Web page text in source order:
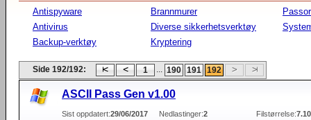
Antispyware
Antivirus
Backup-verktøy
Brannmurer
Diverse sikkerhetsverktøy
Kryptering
Side 192/192: 1 ... 190 191 192
ASCII Pass Gen v1.00
Sist oppdatert:29/06/2017 Nedlastinger:2 Filstørrelse: